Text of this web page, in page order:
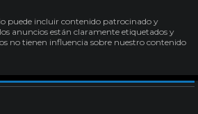
puede incluir contenido patrocinado y
los anuncios están claramente etiquetados y
no tienen influencia sobre nuestro contenido